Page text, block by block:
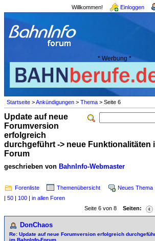
Willkommen! Einloggen
* Werbung *
Startseite >Ankündigungen > Thema > Seite 6
Update auf neue
Forumversion
erfolgreich
durchgeführt -> neue Funktionalitäten
Forum
geschrieben von BahnInfo-Webmaster
Forenliste Themenübersicht Neues Thema
| 50 | 100 | in allen Foren
Seite 6 von 8 Seiten:
DonChaos
Re: Update auf neue Forumversion erfolgreich
im BahnInfo-Forum